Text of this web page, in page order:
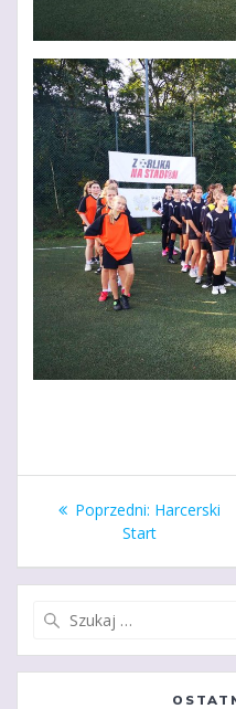
Nawigacja
wpisu
Poprzedni: Poprzedni
wpis:
Harcerski
Start